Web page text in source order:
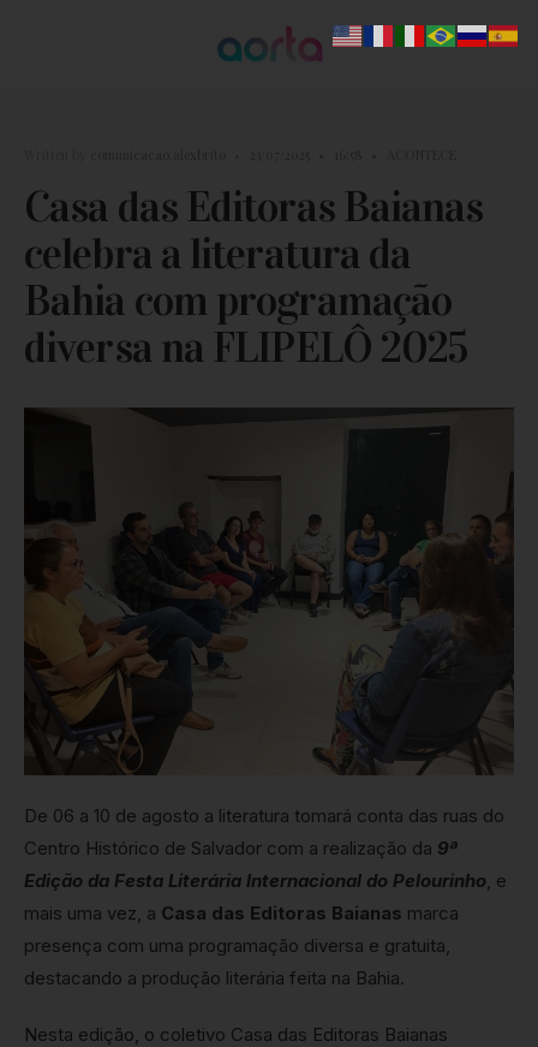
Casa das Editoras Baianas
celebra a literatura da
Bahia com programação
diversa na FLIPELÔ 2025
De 06 a 10 de agosto a literatura tomará conta das ruas do
Centro Histórico de Salvador com a realização da 9ª
Edição da Festa Literária Internacional do Pelourinho, e
mais uma vez, a Casa das Editoras Baianas marca
presença com uma programação diversa e gratuita,
destacando a produção literária feita na Bahia.
Nesta edição, o coletivo Casa das Editoras Baianas